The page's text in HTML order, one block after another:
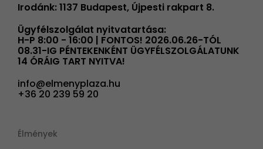
Irodánk: 1137 Budapest, Újpesti rakpart 8.
Ügyfélszolgálat nyitvatartása:
H-P 8:00 - 16:00 | FONTOS! 2026.06.26-TÓL
08.31-IG PÉNTEKENKÉNT ÜGYFÉLSZOLGÁLATUNK
14 ÓRÁIG TART NYITVA!
info@elmenyplaza.hu
+36 20 239 59 20
Élmények